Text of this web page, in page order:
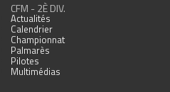
CFM - 2È DIV.
Actualités
Calendrier
Championnat
Palmarès
Pilotes
Multimédias